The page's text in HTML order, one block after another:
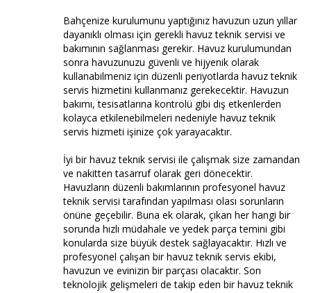
Bahçenize kurulumunu yaptığınız havuzun uzun yıllar
dayanıklı olması için gerekli havuz teknik servisi ve
bakımının sağlanması gerekir. Havuz kurulumundan
sonra havuzunuzu güvenli ve hijyenik olarak
kullanabilmeniz için düzenli periyotlarda havuz teknik
servis hizmetini kullanmanız gerekecektir. Havuzun
bakımı, tesisatlarına kontrolü gibi dış etkenlerden
kolayca etkilenebilmeleri nedeniyle havuz teknik
servis hizmeti işinize çok yarayacaktır.
İyi bir havuz teknik servisi ile çalışmak size zamandan
ve nakitten tasarruf olarak geri dönecektir.
Havuzların düzenli bakımlarının profesyonel havuz
teknik servisi tarafından yapılması olası sorunların
önüne geçebilir. Buna ek olarak, çıkan her hangi bir
sorunda hızlı müdahale ve yedek parça temini gibi
konularda size büyük destek sağlayacaktır. Hızlı ve
profesyonel çalışan bir havuz teknik servis ekibi,
havuzun ve evinizin bir parçası olacaktır. Son
teknolojik gelişmeleri de takip eden bir havuz teknik